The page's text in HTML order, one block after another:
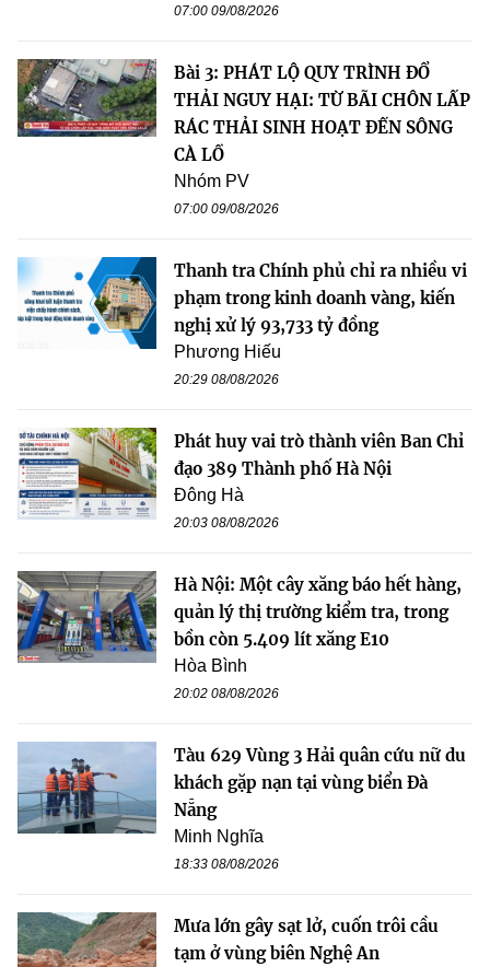
07:00 09/08/2026
Bài 3: PHÁT LỘ QUY TRÌNH ĐỔ
THẢI NGUY HẠI: TỪ BÃI CHÔN LẤP
RÁC THẢI SINH HOẠT ĐẾN SÔNG
CÀ LỒ
Nhóm PV
07:00 09/08/2026
Thanh tra Chính phủ chỉ ra nhiều vi
phạm trong kinh doanh vàng, kiến
nghị xử lý 93,733 tỷ đồng
Phương Hiếu
20:29 08/08/2026
Phát huy vai trò thành viên Ban Chỉ
đạo 389 Thành phố Hà Nội
Đông Hà
20:03 08/08/2026
Hà Nội: Một cây xăng báo hết hàng,
quản lý thị trường kiểm tra, trong
bồn còn 5.409 lít xăng E10
Hòa Bình
20:02 08/08/2026
Tàu 629 Vùng 3 Hải quân cứu nữ du
khách gặp nạn tại vùng biển Đà
Nẵng
Minh Nghĩa
18:33 08/08/2026
Mưa lớn gây sạt lở, cuốn trôi cầu
tạm ở vùng biên Nghệ An